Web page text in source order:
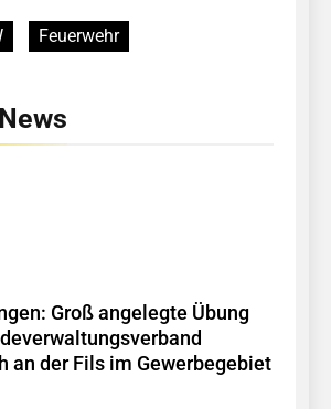
Feuerwehr
Groß angelegte Übung
an der Fils im Gewerbegebiet